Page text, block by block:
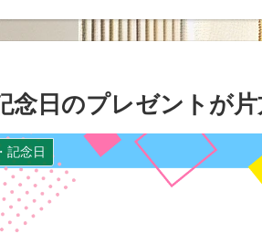
念日のプレゼントが
記念日